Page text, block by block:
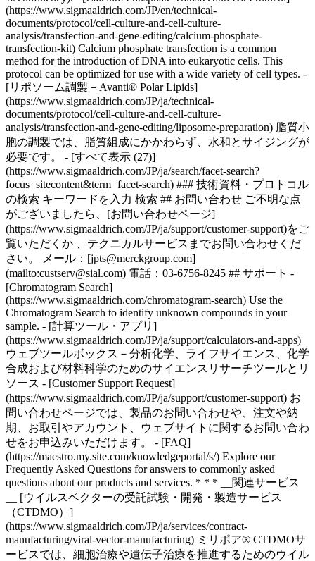
* * * __関連サービス
__ [ウイルスベクターの受託試験・開発・製造サービス
（CTDMO）]
(https://www.sigmaaldrich.com/JP/ja/services/contract-
manufacturing/viral-vector-manufacturing) ミリポア® CTDMOサ
ービスでは、細胞治療や遺伝子治療を推進するためのウイル